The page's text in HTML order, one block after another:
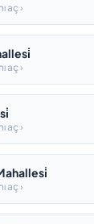
aç ›
aç ›
aç ›
aç ›